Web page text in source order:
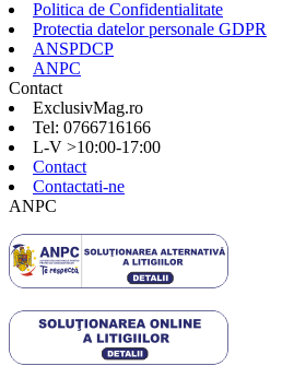
Politica de Confidentialitate
Protectia datelor personale GDPR
ANSPDCP
ANPC
Contact
ExclusivMag.ro
Tel: 0766716166
L-V >10:00-17:00
Contact
Contactati-ne
ANPC